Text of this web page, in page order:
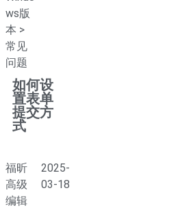
ws版
本 >
常见
问题
如何设
置表单
提交方
式
福昕
高级
编辑
2025-
03-18